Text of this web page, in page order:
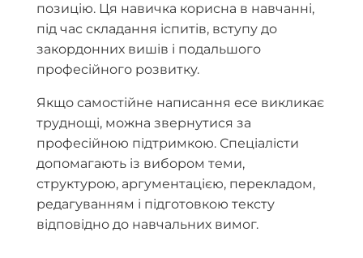
позицію. Ця навичка корисна в навчанні,
під час складання іспитів, вступу до
закордонних вишів і подальшого
професійного розвитку.
Якщо самостійне написання есе викликає
труднощі, можна звернутися за
професійною підтримкою. Спеціалісти
допомагають із вибором теми,
структурою, аргументацією, перекладом,
редагуванням і підготовкою тексту
відповідно до навчальних вимог.